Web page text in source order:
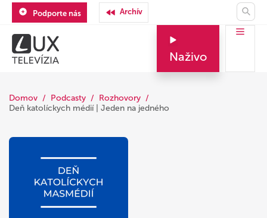
Podporte nás Archív
Naživo
Domov Podcasty
Rozhovory
Deň katolíckych médií | Jeden na jedného